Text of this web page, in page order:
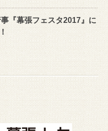
『幕張フェスタ2017』に